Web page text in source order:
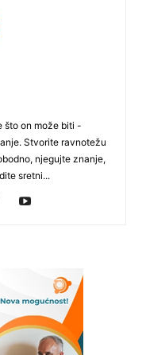
što on može biti -
Stvorite ravnotežu
njegujte znanje,
sretni...